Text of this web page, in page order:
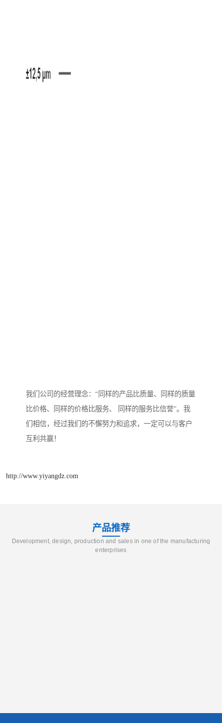
我们公司的经营理念：“同样的产品比质量、同样的质量
比价格、同样的价格比服务、 同样的服务比信誉”。我
们相信，经过我们的不懈努力和追求，一定可以与客户
互利共赢！
http://www.yiyangdz.com
产品推荐
Development, design, production and sales in one of the manufacturing
enterprises